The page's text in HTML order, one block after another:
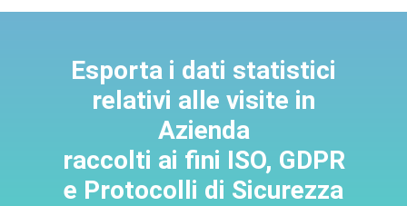
Esporta i dati statistici
relativi alle visite in
Azienda
raccolti ai fini ISO, GDPR
e Protocolli di Sicurezza